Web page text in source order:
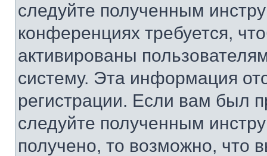
следуйте полученным
конференциях требуется,
активированы
систему. Эта информация
регистрации. Если вам был
следуйте полученным
получено, то возможно, что